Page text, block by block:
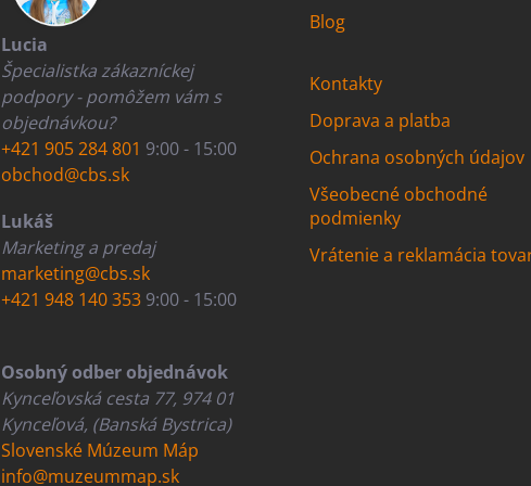
Lucia
Špecialistka zákazníckej
podpory - pomôžem vám s
objednávkou?
+421 905 284 801 9:00 - 15:00
obchod@cbs.sk
Lukáš
Marketing a predaj
marketing@cbs.sk
+421 948 140 3539:00 - 15:00
Osobný odber objednávok
Kynceľovská cesta 77, 974 01
Kynceľová, (Banská Bystrica)
Slovenské Múzeum Máp
info@muzeummap.sk
Blog
Kontakty
Doprava a platba
Ochrana osobných údajov
Všeobecné obchodné
podmienky
Vrátenie a reklamácia